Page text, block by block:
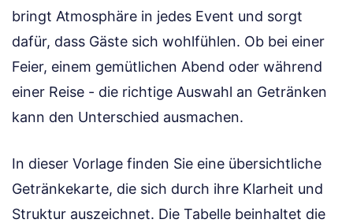
bringt Atmosphäre in jedes Event und sorgt
dafür, dass Gäste sich wohlfühlen. Ob bei einer
Feier, einem gemütlichen Abend oder während
einer Reise - die richtige Auswahl an Getränken
kann den Unterschied ausmachen.
In dieser Vorlage finden Sie eine übersichtliche
Getränkekarte, die sich durch ihre Klarheit und
Struktur auszeichnet. Die Tabelle beinhaltet die